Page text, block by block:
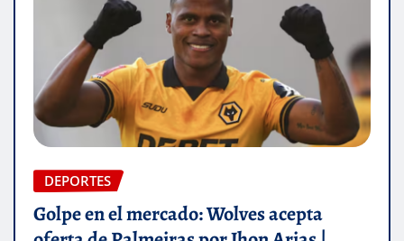
DEPORTES
Golpe en el mercado: Wolves acepta